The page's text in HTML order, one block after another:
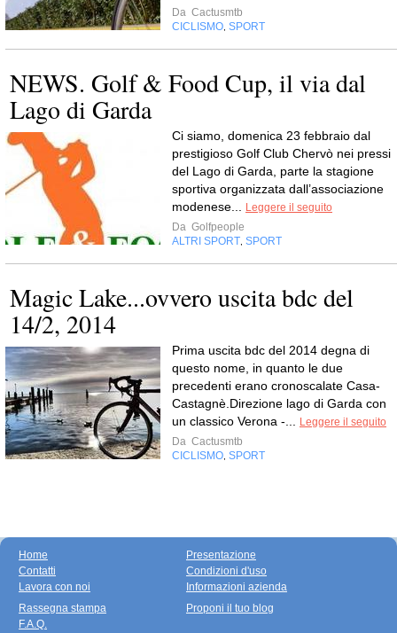
Da Cactusmtb
CICLISMO SPORT
NEWS. Golf & Food Cup, il via dal
Lago di Garda
Ci siamo, domenica 23 febbraio dal
prestigioso Golf Club Chervò nei pressi
del Lago di Garda, parte la stagione
sportiva organizzata dall’associazione
modenese...
Leggere il seguito
Da Golfpeople
ALTRI SPORT SPORT
Magic Lake...ovvero uscita bdc del
14/2, 2014
Prima uscita bdc del 2014 degna di
questo nome, in quanto le due
precedenti erano cronoscalate Casa-
Castagnè.Direzione lago di Garda con
un classico Verona -...
Leggere il seguito
Da Cactusmtb
CICLISMO SPORT
Home
Contatti
Lavora con noi
Presentazione
Condizioni d'uso
Informazioni azienda
Rassegna stampa
F.A.Q.
Proponi il tuo blog